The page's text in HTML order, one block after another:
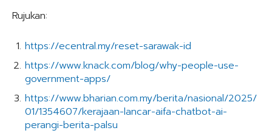
Rujukan:
https://ecentral.my/reset-sarawak-id
https://www.knack.com/blog/why-people-use-
government-apps/
https://www.bharian.com.my/berita/nasional/2025/
01/1354607/kerajaan-lancar-aifa-chatbot-ai-
perangi-berita-palsu